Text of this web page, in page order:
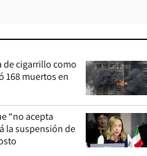
cigarrillo como
168 muertos en
“no acepta
la suspensión de